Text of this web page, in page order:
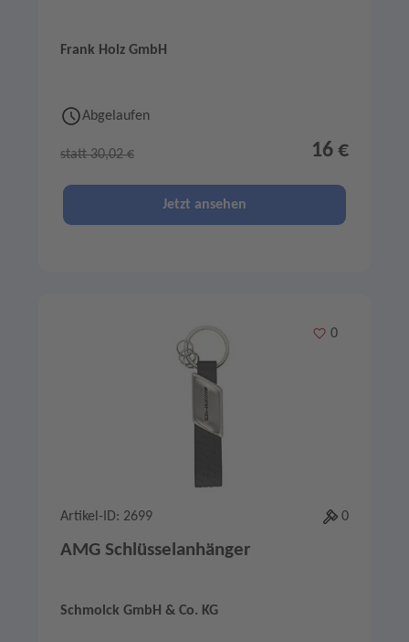
Frank Holz GmbH
Abgelaufen
statt 30,02 € 16 €
Jetzt ansehen
Merken
0
Artikel-ID: 2699 0
AMG Schlüsselanhänger
Schmolck GmbH & Co. KG